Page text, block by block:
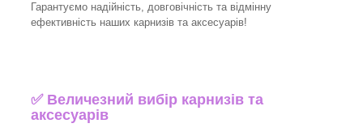
Гарантуємо надійність, довговічність та відмінну
ефективність наших карнизів та аксесуарів!​
✅ Величезний вибір карнизів та
аксесуарів